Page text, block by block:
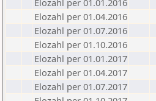
Elozahl per 01.01.2016
Elozahl per 01.04.2016
Elozahl per 01.07.2016
Elozahl per 01.10.2016
Elozahl per 01.01.2017
Elozahl per 01.04.2017
Elozahl per 01.07.2017